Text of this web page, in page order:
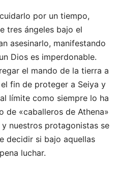
por un tiempo,
tres ángeles bajo el
asesinarlo, manifestando
Dios es imperdonable.
el mando de la tierra a
fin de proteger a Seiya y
límite como siempre lo ha
de «caballeros de Athena»
nuestros protagonistas se
decidir si bajo aquellas
luchar.